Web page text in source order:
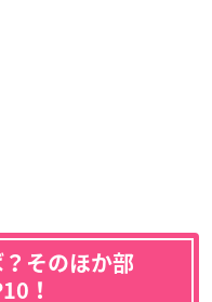
？そのほか部
！